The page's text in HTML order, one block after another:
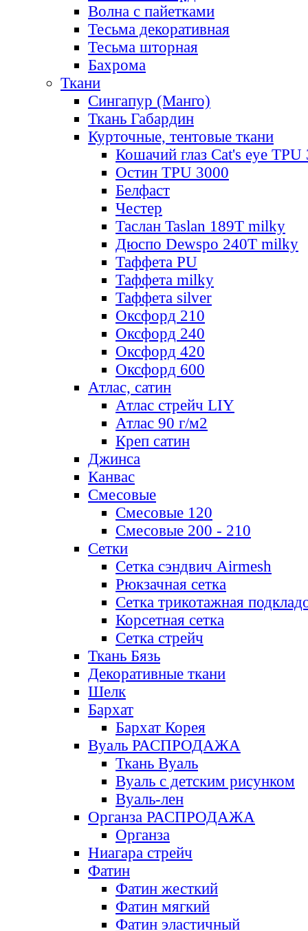
Волна с пайетками
Тесьма декоративная
Тесьма шторная
Бахрома
Ткани
Сингапур (Манго)
Ткань Габардин
Курточные, тентовые ткани
Кошачий глаз Cat's eye TPU
Остин TPU 3000
Белфаст
Честер
Таслан Taslan 189T milky
Дюспо Dewspo 240T milky
Таффета PU
Таффета milky
Таффета silver
Оксфорд 210
Оксфорд 240
Оксфорд 420
Оксфорд 600
Атлас, сатин
Атлас стрейч LIY
Атлас 90 г/м2
Креп сатин
Джинса
Канвас
Смесовые
Смесовые 120
Смесовые 200 - 210
Сетки
Сетка сэндвич Airmesh
Рюкзачная сетка
Сетка трикотажная
Корсетная сетка
Сетка стрейч
Ткань Бязь
Декоративные ткани
Шелк
Бархат
Бархат Корея
Вуаль РАСПРОДАЖА
Ткань Вуаль
Вуаль с детским рисунком
Вуаль-лен
Органза РАСПРОДАЖА
Органза
Ниагара стрейч
Фатин
Фатин жесткий
Фатин мягкий
Фатин элаcтичный